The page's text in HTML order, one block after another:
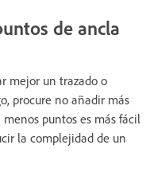
de ancla
mejor un trazado o
procure no añadir más
puntos es más fácil
la complejidad de un